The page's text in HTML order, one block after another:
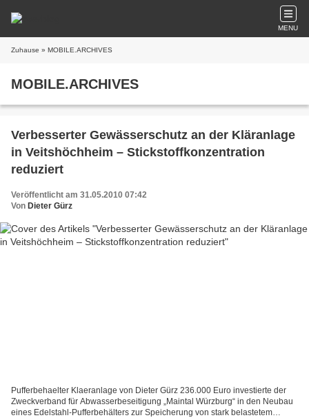
MENU
Zuhause » MOBILE.ARCHIVES
MOBILE.ARCHIVES
Verbesserter Gewässerschutz an der Kläranlage
in Veitshöchheim – Stickstoffkonzentration
reduziert
Veröffentlicht am 31.05.2010 07:42
Von Dieter Gürz
Pufferbehaelter Klaeranlage von Dieter Gürz 236.000 Euro investierte der
Zweckverband für Abwasserbeseitigung „Maintal Würzburg“ in den Neubau
eines Edelstahl-Pufferbehälters zur Speicherung von stark belastetem